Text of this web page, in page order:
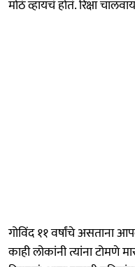
मोठं व्हायचं होतं. रिक्षा
गोविंद ११ वर्षांचे असताना
काही लोकांनी त्यांना टोमणे